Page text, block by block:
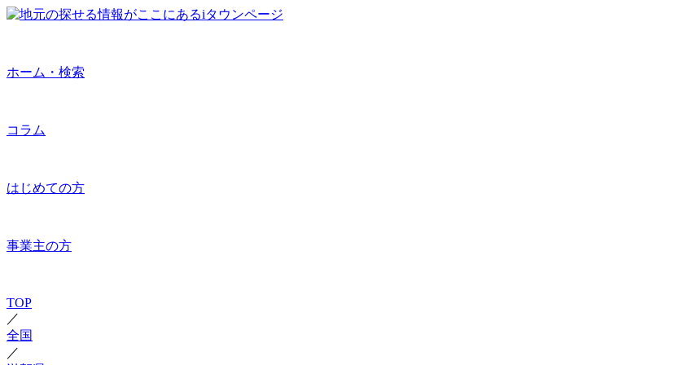
ホーム・検索
コラム
はじめての方
事業主の方
TOP
／
全国
／